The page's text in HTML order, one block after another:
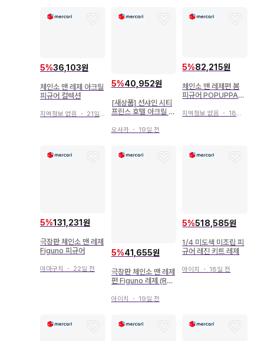
5%36,103원
체인소 맨 레제 아크릴
피규어 컬렉션
지역정보 없음 ・ 21일 전
5%40,952원
[새상품] 선샤인 시티
프린스 호텔 아크릴 스
오사카・ 19일 전
5%82,215원
체인소 맨 레제편 봄
피규어 POPUPPAR
지역정보 없음 ・ 18일 전
5%131,231원
극장판 체인소 맨 레제
Figuno 피규어
야마구치 ・ 22일 전
5%41,655원
극장판 체인소 맨 레제
편 Figuno 레제 (REZ
아이치 ・ 19일 전
5%518,585원
1/4 미도색 미조립 피
규어 레진 키트 레제
아이치 ・ 18일 전